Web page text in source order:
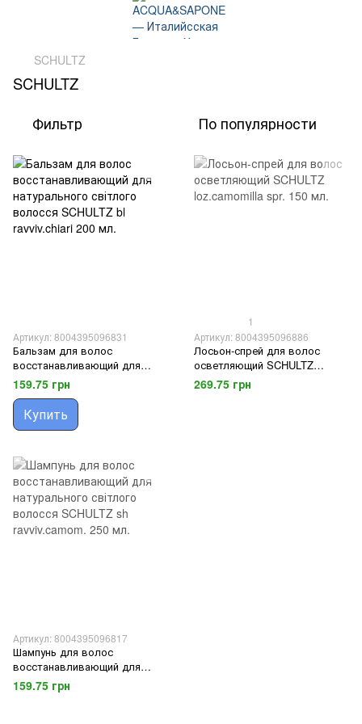
SCHULTZ
SCHULTZ
Фильтр
По популярности
Артикул: 8004395096831
Бальзам для волос
восстанавливающий для
натурального світлого
волосся SCHULTZ bl
ravviv.chiari 200 мл.
159.75 грн
Купить
1
Артикул: 8004395096886
Лосьон-спрей для волос
осветляющий SCHULTZ
loz.camomilla spr. 150 мл.
269.75 грн
Артикул: 8004395096817
Шампунь для волос
восстанавливающий для
натурального світлого
волосся SCHULTZ sh
159.75 грн